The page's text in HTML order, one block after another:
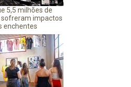
5,5 milhões de
sofreram impactos
enchentes